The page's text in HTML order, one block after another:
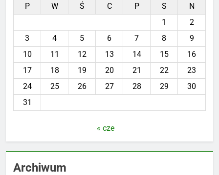
P W Ś C P S
N
1
2
3
4 5 6 7 8
9
10
11 12 13 14 15
16
17
18 19 20 21 22
23
24
25 26 27 28 29
30
31
« cze
Archiwum